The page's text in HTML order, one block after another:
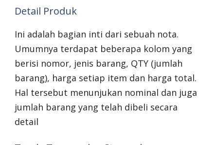
Detail Produk
Ini adalah bagian inti dari sebuah nota.
Umumnya terdapat beberapa kolom yang
berisi nomor, jenis barang, QTY (jumlah
barang), harga setiap item dan harga total.
Hal tersebut menunjukan nominal dan juga
jumlah barang yang telah dibeli secara
detail